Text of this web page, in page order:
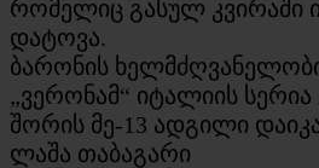
რომელიც გასულ კვირაში
დატოვა.
ბარონის
„ვერონამ“ იტალიის სერია
შორის მე-13 ადგილი
ლაშა თაბაგარი